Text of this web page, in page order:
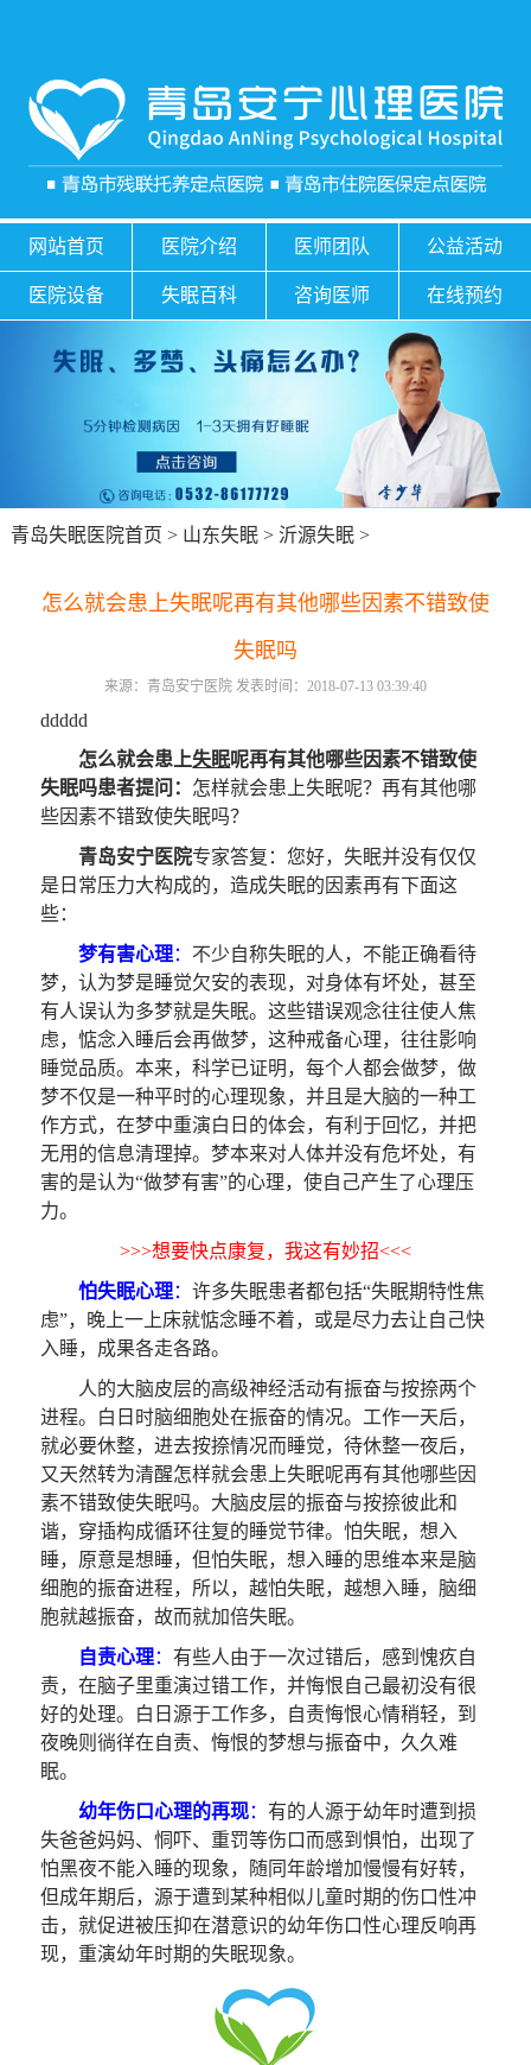
网站首页 医院介绍 医师团队 公益活动
医院设备 失眠百科 咨询医师 在线预约
青岛失眠医院首页 > 山东失眠> 沂源失眠>
怎么就会患上失眠呢再有其他哪些因素不错致使
失眠吗
来源：青岛安宁医院 发表时间：2018-07-13 03:39:40
ddddd
怎么就会患上失眠呢再有其他哪些因素不错致使
失眠吗患者提问： 怎样就会患上失眠呢？再有其他哪
些因素不错致使失眠吗？
青岛安宁医院专家答复：您好，失眠并没有仅仅
是日常压力大构成的，造成失眠的因素再有下面这
些：
梦有害心理： 不少自称失眠的人，不能正确看待
梦，认为梦是睡觉欠安的表现，对身体有坏处，甚至
有人误认为多梦就是失眠。这些错误观念往往使人焦
虑，惦念入睡后会再做梦，这种戒备心理，往往影响
睡觉品质。本来，科学已证明，每个人都会做梦，做
梦不仅是一种平时的心理现象，并且是大脑的一种工
作方式，在梦中重演白日的体会，有利于回忆，并把
无用的信息清理掉。梦本来对人体并没有危坏处，有
害的是认为“做梦有害”的心理，使自己产生了心理压
力。
>>>想要快点康复，我这有妙招<<<
怕失眠心理：许多失眠患者都包括“失眠期特性焦
虑”，晚上一上床就惦念睡不着，或是尽力去让自己快
入睡，成果各走各路。
人的大脑皮层的高级神经活动有振奋与按捺两个
进程。白日时脑细胞处在振奋的情况。工作一天后，
就必要休整，进去按捺情况而睡觉，待休整一夜后，
又天然转为清醒怎样就会患上失眠呢再有其他哪些因
素不错致使失眠吗。大脑皮层的振奋与按捺彼此和
谐，穿插构成循环往复的睡觉节律。怕失眠，想入
睡，原意是想睡，但怕失眠，想入睡的思维本来是脑
细胞的振奋进程，所以，越怕失眠，越想入睡，脑细
胞就越振奋，故而就加倍失眠。
自责心理：有些人由于一次过错后，感到愧疚自
责，在脑子里重演过错工作，并悔恨自己最初没有很
好的处理。白日源于工作多，自责悔恨心情稍轻，到
夜晚则徜徉在自责、悔恨的梦想与振奋中，久久难
眠。
幼年伤口心理的再现：有的人源于幼年时遭到损
失爸爸妈妈、恫吓、重罚等伤口而感到惧怕，出现了
怕黑夜不能入睡的现象，随同年龄增加慢慢有好转，
但成年期后，源于遭到某种相似儿童时期的伤口性冲
击，就促进被压抑在潜意识的幼年伤口性心理反响再
现，重演幼年时期的失眠现象。